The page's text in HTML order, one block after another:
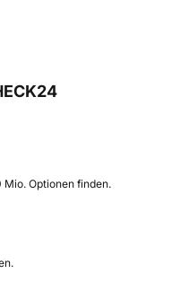
Mio. Optionen finden.